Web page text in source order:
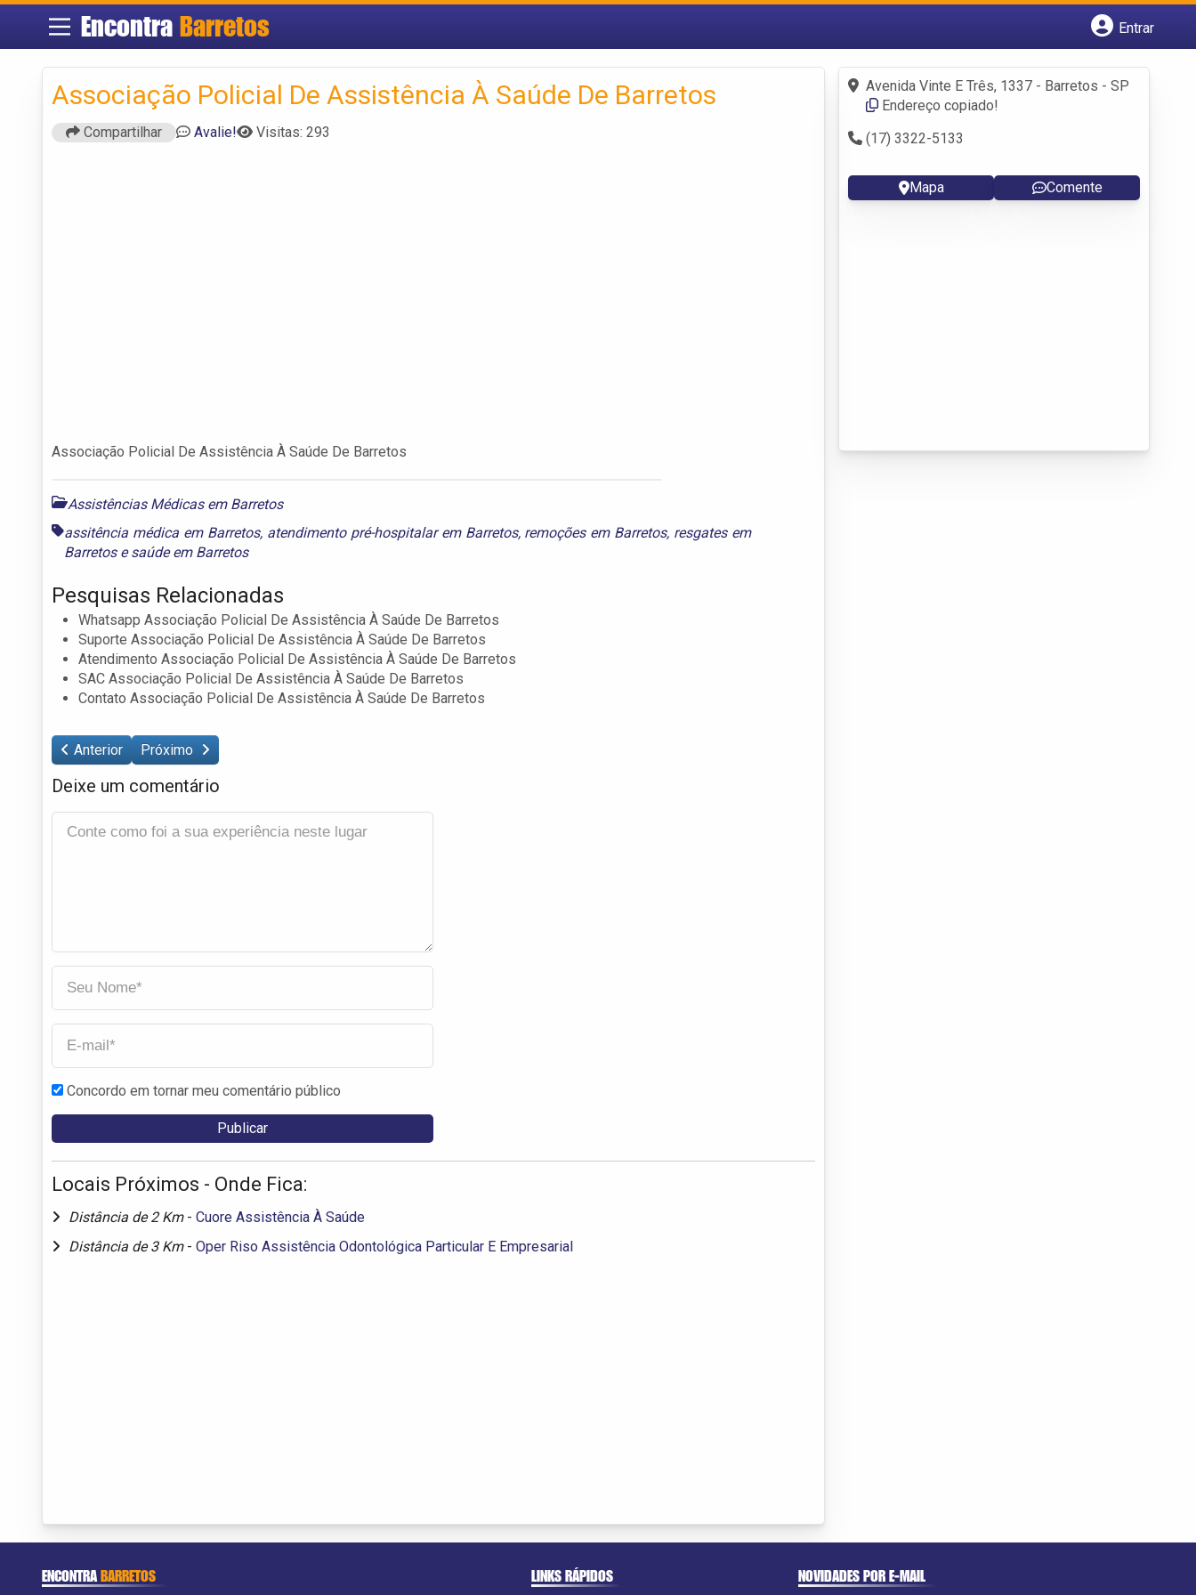
EncontraBarretos
Entrar
Fazer login
Criar conta
Associação Policial De Assistência À Saúde De Barretos
Compartilhar Avalie! Visitas: 293
Associação Policial De Assistência À Saúde De Barretos
Assistências Médicas em Barretos
assitência médica em Barretos, atendimento pré-hospitalar em Barretos, remoções em Barretos, resgates em
Barretosesaúde em Barretos
Pesquisas Relacionadas
Whatsapp Associação Policial De Assistência À Saúde De Barretos
Suporte Associação Policial De Assistência À Saúde De Barretos
Atendimento Associação Policial De Assistência À Saúde De Barretos
SAC Associação Policial De Assistência À Saúde De Barretos
Contato Associação Policial De Assistência À Saúde De Barretos
Anterior Próximo
Deixe um comentário
Concordo em tornar meu comentário público
Locais Próximos - Onde Fica:
Distância de 2 Km - Cuore Assistência À Saúde
Distância de 3 Km - Oper Riso Assistência Odontológica Particular E Empresarial
Avenida Vinte E Três, 1337 - Barretos - SP
Endereço copiado!
(17) 3322-5133
Mapa Comente
ENCONTRABARRETOS LINKS RÁPIDOS NOVIDADES POR E-MAIL